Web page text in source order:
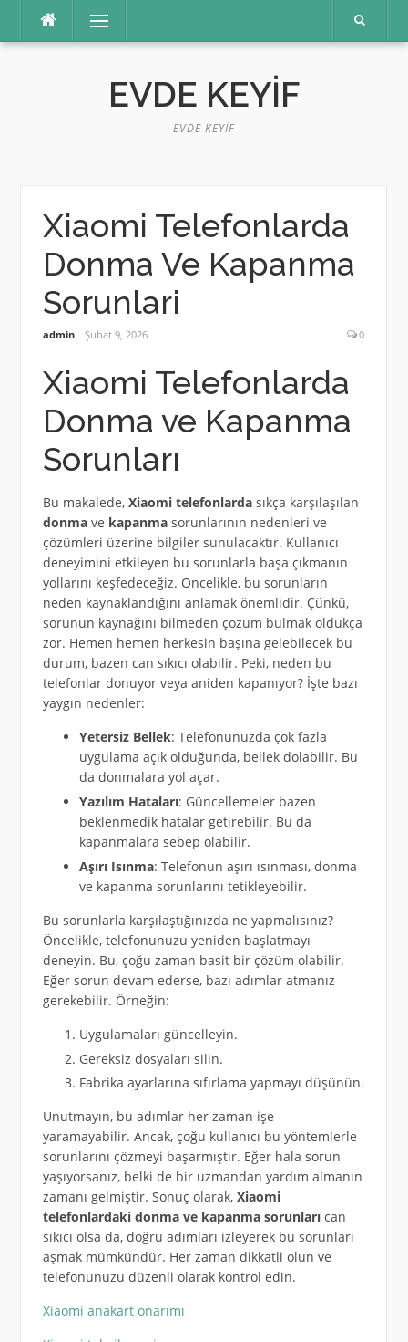
Menü
EVDE KEYIF
EVDE KEYIF
Xiaomi Telefonlarda
Donma Ve Kapanma
Sorunlari
admin Şubat 9, 2026 0
Xiaomi Telefonlarda
Donma ve Kapanma
Sorunları
Bu makalede, Xiaomi telefonlardasıkça karşılaşılan
donmave kapanmasorunlarının nedenleri ve
çözümleri üzerine bilgiler sunulacaktır. Kullanıcı
deneyimini etkileyen bu sorunlarla başa çıkmanın
yollarını keşfedeceğiz. Öncelikle, bu sorunların
neden kaynaklandığını anlamak önemlidir. Çünkü,
sorunun kaynağını bilmeden çözüm bulmak oldukça
zor. Hemen hemen herkesin başına gelebilecek bu
durum, bazen can sıkıcı olabilir. Peki, neden bu
telefonlar donuyor veya aniden kapanıyor? İşte bazı
yaygın nedenler:
Yetersiz Bellek: Telefonunuzda çok fazla
uygulama açık olduğunda, bellek dolabilir. Bu
da donmalara yol açar.
Yazılım Hataları: Güncellemeler bazen
beklenmedik hatalar getirebilir. Bu da
kapanmalara sebep olabilir.
Aşırı Isınma: Telefonun aşırı ısınması, donma
ve kapanma sorunlarını tetikleyebilir.
Bu sorunlarla karşılaştığınızda ne yapmalısınız?
Öncelikle, telefonunuzu yeniden başlatmayı
deneyin. Bu, çoğu zaman basit bir çözüm olabilir.
Eğer sorun devam ederse, bazı adımlar atmanız
gerekebilir. Örneğin:
Uygulamaları güncelleyin.
Gereksiz dosyaları silin.
Fabrika ayarlarına sıfırlama yapmayı düşünün.
Unutmayın, bu adımlar her zaman işe
yaramayabilir. Ancak, çoğu kullanıcı bu yöntemlerle
sorunlarını çözmeyi başarmıştır. Eğer hala sorun
yaşıyorsanız, belki de bir uzmandan yardım almanın
zamanı gelmiştir. Sonuç olarak, Xiaomi
telefonlardaki donma ve kapanma sorunlarıcan
sıkıcı olsa da, doğru adımları izleyerek bu sorunları
aşmak mümkündür. Her zaman dikkatli olun ve
telefonunuzu düzenli olarak kontrol edin.
Xiaomi anakart onarımı